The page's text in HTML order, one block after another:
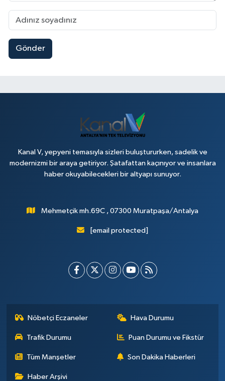
Gönder
Kanal V, yepyeni temasıyla sizleri buluştururken, sadelik ve
modernizmi bir araya getiriyor. Şatafattan kaçınıyor ve insanlara
haber okuyabilecekleri bir altyapı sunuyor.
Mehmetçik mh.69C , 07300 Muratpaşa/Antalya
[email protected]
Nöbetçi Eczaneler Hava Durumu
Trafik Durumu Puan Durumu ve Fikstür
Tüm Manşetler Son Dakika Haberleri
Haber Arşivi